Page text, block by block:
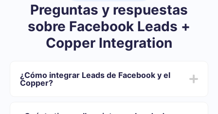
Preguntas y respuestas
sobre Facebook Leads +
Copper Integration
¿Cómo integrar Leads de Facebook y el
Copper?